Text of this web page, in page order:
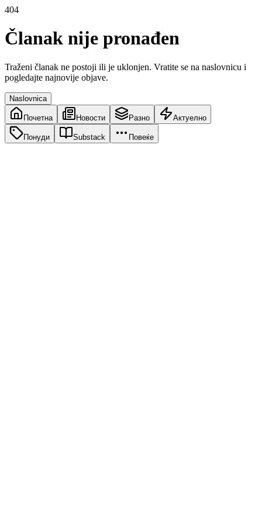
404
Članak nije pronađen
Traženi članak ne postoji ili je uklonjen. Vratite se na naslovnicu i
pogledajte najnovije objave.
Naslovnica
Почетна Новости Разно Актуелно
Понуди Substack Повеќе